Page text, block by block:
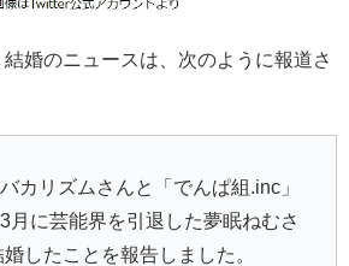
婚のニュースは、次のように報道さ
カリズムさんと「でんぱ組.inc」
月に芸能界を引退した夢眠ねむさ
したことを報告しました。